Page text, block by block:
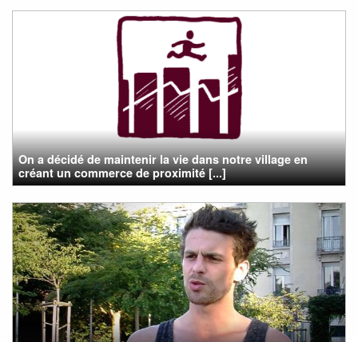
On a décidé de maintenir la vie dans notre village en
créant un commerce de proximité [...]